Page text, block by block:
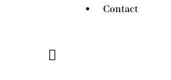
Contact